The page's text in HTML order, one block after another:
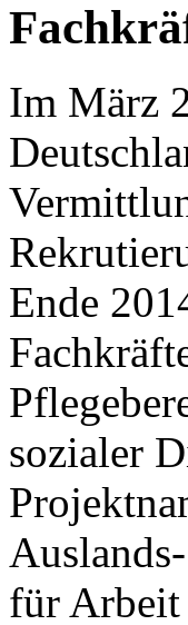
Im März
Ende
sozialer
für Arbeit